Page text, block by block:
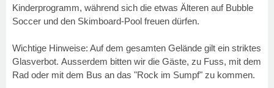
Kinderprogramm, während sich die etwas Älteren auf Bubble
Soccer und den Skimboard-Pool freuen dürfen.
Wichtige Hinweise: Auf dem gesamten Gelände gilt ein striktes
Glasverbot. Ausserdem bitten wir die Gäste, zu Fuss, mit dem
Rad oder mit dem Bus an das "Rock im Sumpf" zu kommen.